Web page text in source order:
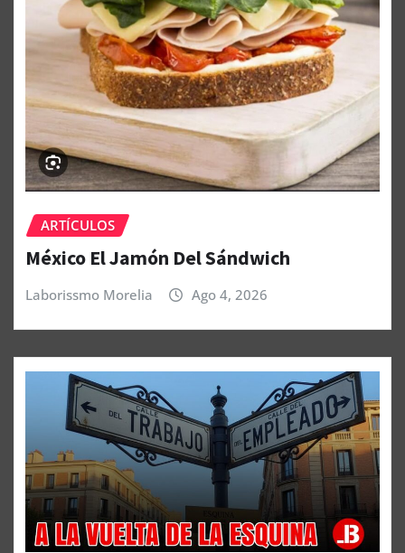
ARTÍCULOS
México El Jamón Del Sándwich
Laborissmo Morelia Ago 4, 2026